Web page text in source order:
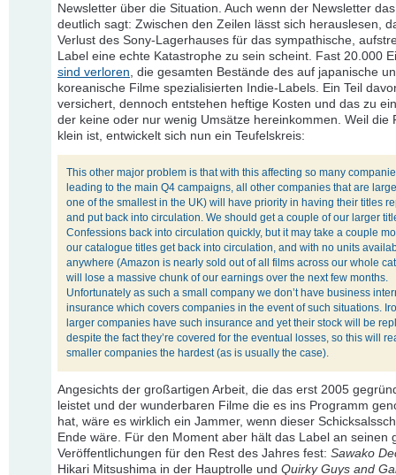
Newsletter über die Situation. Auch wenn der Newsletter
deutlich sagt: Zwischen den Zeilen lässt sich herauslesen,
Verlust des Sony-Lagerhauses für das sympathische,
Label eine echte Katastrophe zu sein scheint. Fast 20.000
sind verloren, die gesamten Bestände des auf japanische
koreanische Filme spezialisierten Indie-Labels. Ein Teil
versichert, dennoch entstehen heftige Kosten und das zu
der keine oder nur wenig Umsätze hereinkommen. Weil die
klein ist, entwickelt sich nun ein Teufelskreis:
This other major problem is that with this affecting so many
leading to the main Q4 campaigns, all other companies that are
one of the smallest in the UK) will have priority in having their titles
and put back into circulation. We should get a couple of our larger
Confessions back into circulation quickly, but it may take a couple
our catalogue titles get back into circulation, and with no units
anywhere (Amazon is nearly sold out of all films across our whole
will lose a massive chunk of our earnings over the next few months.
Unfortunately as such a small company we don’t have business
insurance which covers companies in the event of such situations.
larger companies have such insurance and yet their stock will be
despite the fact they’re covered for the eventual losses, so this will
smaller companies the hardest (as is usually the case).
Angesichts der großartigen Arbeit, die das erst 2005
leistet und der wunderbaren Filme die es ins Programm
hat, wäre es wirklich ein Jammer, wenn dieser
Ende wäre. Für den Moment aber hält das Label an seinen
Veröffentlichungen für den Rest des Jahres fest: Sawako
Hikari Mitsushima in der Hauptrolle und Quirky Guys and